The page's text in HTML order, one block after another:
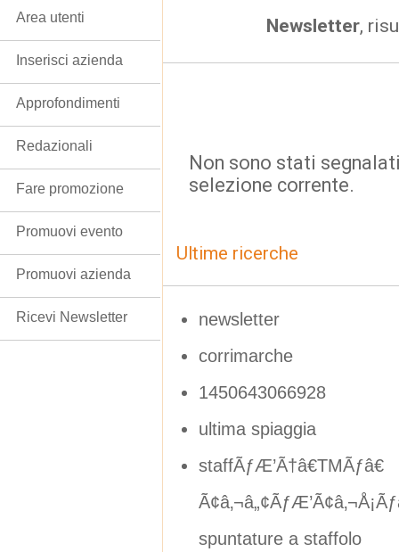
Newsletter,
Non sono stati
selezione corrente.
Ultime ricerche
newsletter
corrimarche
1450643066928
ultima spiaggia
staffÃƒÆ’Ã†â€TMÃƒâ€
spuntature a staffolo
Area utenti
Inserisci azienda
Approfondimenti
Redazionali
Fare promozione
Promuovi evento
Promuovi azienda
Ricevi Newsletter